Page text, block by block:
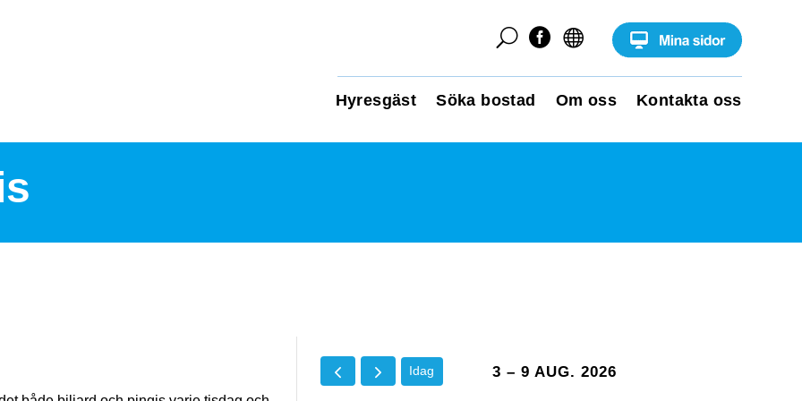


U
Hyresgäst Söka bostad Om oss Kontakta oss
Idag 3 – 9 AUG. 2026